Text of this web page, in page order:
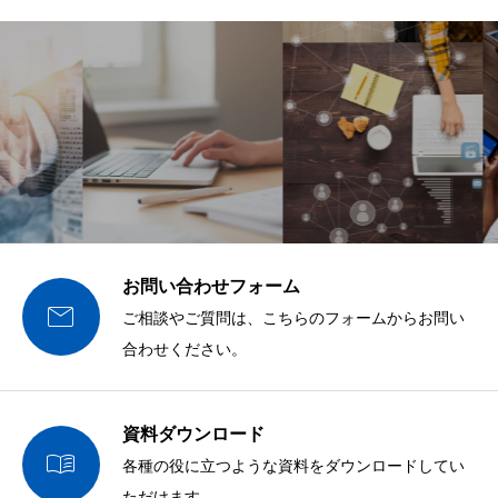

お問い合わせフォーム
ご相談やご質問は、こちらのフォームからお問い
合わせください。

資料ダウンロード
各種の役に立つような資料をダウンロードしてい